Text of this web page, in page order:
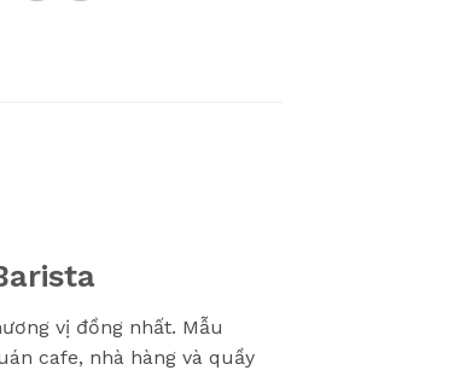
vị đồng nhất. Mẫu
cafe, nhà hàng và quầy